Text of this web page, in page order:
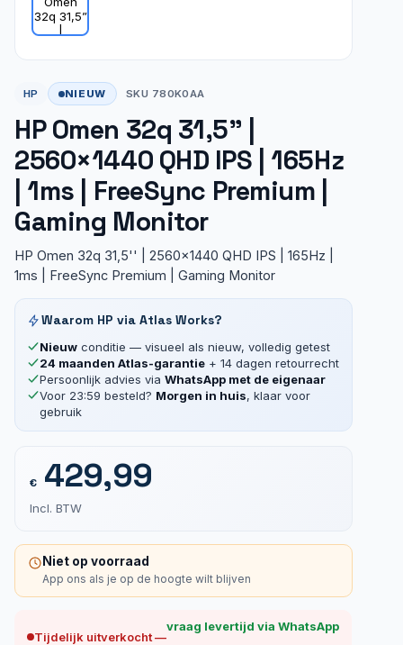
HP NIEUW SKU 780K0AA
HP Omen 32q 31,5” |
2560×1440 QHD IPS | 165Hz
| 1ms | FreeSync Premium |
Gaming Monitor
HP Omen 32q 31,5'' | 2560x1440 QHD IPS | 165Hz |
1ms | FreeSync Premium | Gaming Monitor
Waarom HP via Atlas Works?
Nieuw conditie — visueel als nieuw, volledig getest
24 maanden Atlas-garantie + 14 dagen retourrecht
Persoonlijk advies via WhatsApp met de eigenaar
Voor 23:59 besteld? Morgen in huis, klaar voor
gebruik
€429,99
Incl. BTW
Niet op voorraad
App ons als je op de hoogte wilt blijven
Tijdelijk uitverkocht —
vraag levertijd via WhatsApp